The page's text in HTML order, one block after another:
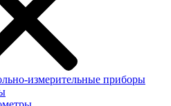
измерительные приборы